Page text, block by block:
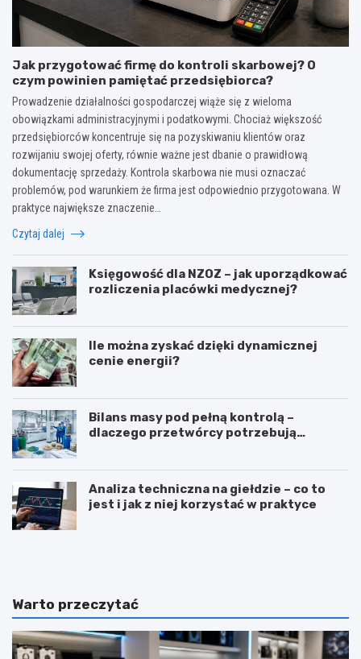
Jak przygotować firmę do kontroli skarbowej? O
czym powinien pamiętać przedsiębiorca?
Prowadzenie działalności gospodarczej wiąże się z wieloma
obowiązkami administracyjnymi i podatkowymi. Chociaż większość
przedsiębiorców koncentruje się na pozyskiwaniu klientów oraz
rozwijaniu swojej oferty, równie ważne jest dbanie o prawidłową
dokumentację sprzedaży. Kontrola skarbowa nie musi oznaczać
problemów, pod warunkiem że firma jest odpowiednio przygotowana. W
praktyce największe znaczenie…
Czytaj dalej
Księgowość dla NZOZ – jak uporządkować
rozliczenia placówki medycznej?
Ile można zyskać dzięki dynamicznej
cenie energii?
Bilans masy pod pełną kontrolą –
dlaczego przetwórcy potrzebują
Analiza techniczna na giełdzie – co to
jest i jak z niej korzystać w praktyce
Z
d
i
e
t
T
c
z
e
n
Warto przeczytać